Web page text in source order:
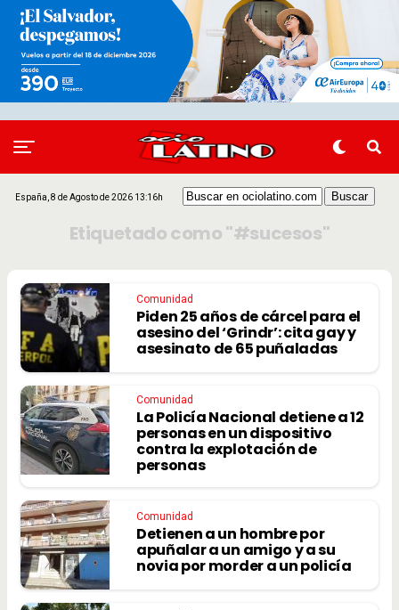
España, 8 de Agosto de 2026 13:16h
Etiquetado como "#sucesos"
Comunidad
Piden 25 años de cárcel para el
asesino del ‘Grindr’: cita gay y
asesinato de 65 puñaladas
Comunidad
La Policía Nacional detiene a 12
personas en un dispositivo
contra la explotación de
personas
Comunidad
Detienen a un hombre por
apuñalar a un amigo y a su
novia por morder a un policía